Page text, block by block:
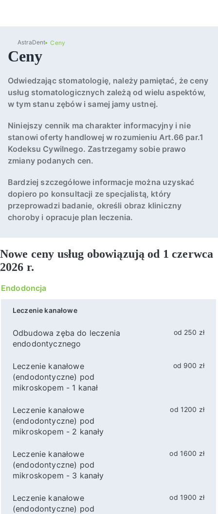
AstraDent Ceny
Ceny
Odwiedzając stomatologię, należy pamiętać, że ceny
usług stomatologicznych zależą od wielu aspektów,
w tym stanu zębów i samej jamy ustnej.
Niniejszy cennik ma charakter informacyjny i nie
stanowi oferty handlowej w rozumieniu Art.66 par.1
Kodeksu Cywilnego. Zastrzegamy sobie prawo
zmiany podanych cen.
Bardziej szczegółowe informacje można uzyskać
dopiero po konsultacji ze specjalistą, który
przeprowadzi badanie, określi obraz kliniczny
choroby i opracuje plan leczenia.
Nowe ceny usług obowiązują od 1 czerwca
2026 r.
Endodoncja
Leczenie kanałowe
Odbudowa zęba do leczenia
endodontycznego
od 250 zł
Leczenie kanałowe
(endodontyczne) pod
mikroskopem - 1 kanał
od 900 zł
Leczenie kanałowe
(endodontyczne) pod
mikroskopem - 2 kanały
od 1200 zł
Leczenie kanałowe
(endodontyczne) pod
mikroskopem - 3 kanały
od 1600 zł
Leczenie kanałowe
(endodontyczne) pod
od 1900 zł